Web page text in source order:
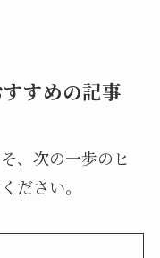
すめの記事
、次の一歩のヒ
ださい。